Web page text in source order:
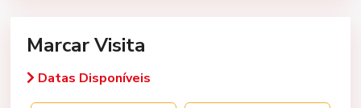
Marcar Visita
Datas Disponíveis